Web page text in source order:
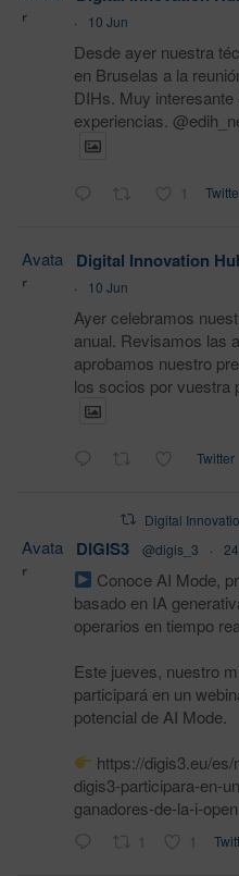
r
·
10 Jun
Desde ayer nuestra
en Bruselas a la
DIHs. Muy
experiencias.
1
Avata
r
Digital Innovation
·
10 Jun
Ayer celebramos
anual. Revisamos las
aprobamos nuestro
los socios por vuestra
Twitter
Digital
Avata
r
DIGIS3 @digis_3 ·
Conoce AI Mode,
basado en IA
operarios en tiempo
Este jueves, nuestro
participará en un
potencial de AI Mode.
https://digis3.eu/
digis3-participara-en-
ganadores-de-la-i-open
1 1